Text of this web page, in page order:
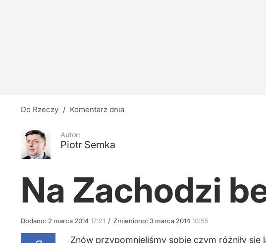
5
Do Rzeczy / Komentarz dnia
Autor:
Piotr Semka
Na Zachodzi
Dodano: 2 marca 2014 17:21 / Zmieniono: 3 marca 2014 10:55
Znów przypomnieliśmy sobie czym różniły